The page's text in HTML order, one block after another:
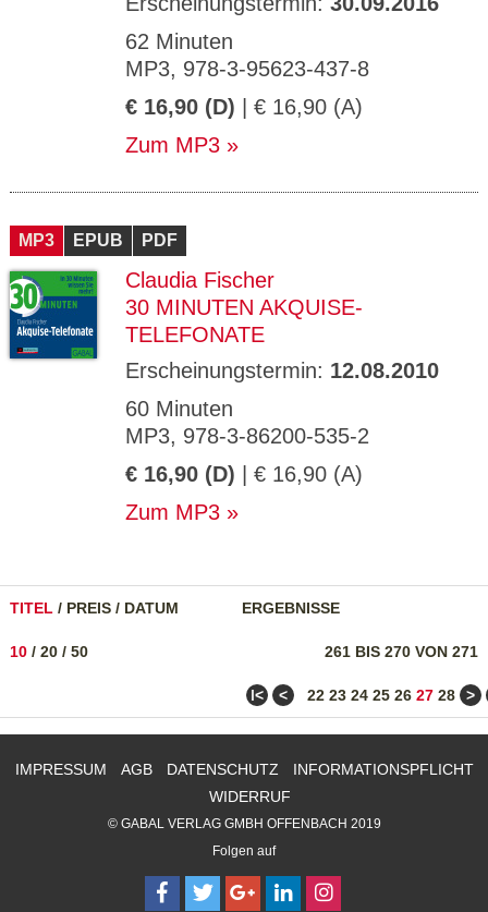
62 Minuten
MP3, 978-3-95623-437-8
€ 16,90 (D) | € 16,90 (A)
Zum MP3
MP3 EPUB PDF
Claudia Fischer
30 MINUTEN AKQUISE-
TELEFONATE
Erscheinungstermin: 12.08.2010
60 Minuten
MP3, 978-3-86200-535-2
€ 16,90 (D) | € 16,90 (A)
Zum MP3
TITEL / PREIS / DATUM ERGEBNISSE
261 BIS 270 VON 271
10 / 20 / 50
ǀ< < 22 23 24 25 26 27 28 >
IMPRESSUM AGB DATENSCHUTZ
INFORMATIONSPFLICHT
WIDERRUF
© GABAL VERLAG GMBH OFFENBACH 2019
Folgen auf